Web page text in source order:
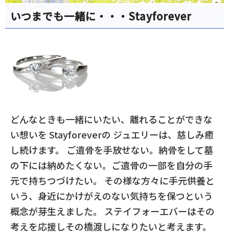
いつまでも一緒に・・・Stayforever
どんなときも一緒にいたい、離れることができな
い想いを Stayforeverの ジュエリーは、慈しみ癒
し続けます。 ご遺骨を手放せない。納骨をして墓
の下には納めたくない。ご遺骨の一部を自分の手
元で持ちつづけたい。 その様な方々に手元供養と
いう、身近にかけがえのない気持ちを保つという
概念が芽生えました。 ステイフォーエバーはその
考えを応援しその橋渡しになりたいと考えます。